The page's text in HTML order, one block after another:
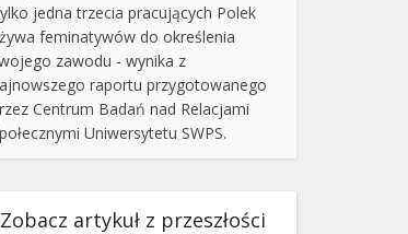
jedna trzecia pracujących Polek
feminatywów do określenia
zawodu - wynika z
raportu przygotowanego
Centrum Badań nad Relacjami
Uniwersytetu SWPS.
Zobacz artykuł z przeszłości